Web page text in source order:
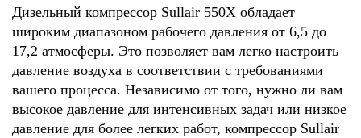
Дизельный компрессор Sullair 550X обладает
широким диапазоном рабочего давления от 6,5 до
17,2 атмосферы. Это позволяет вам легко настроить
давление воздуха в соответствии с требованиями
вашего процесса. Независимо от того, нужно ли вам
высокое давление для интенсивных задач или низкое
давление для более легких работ, компрессор Sullair